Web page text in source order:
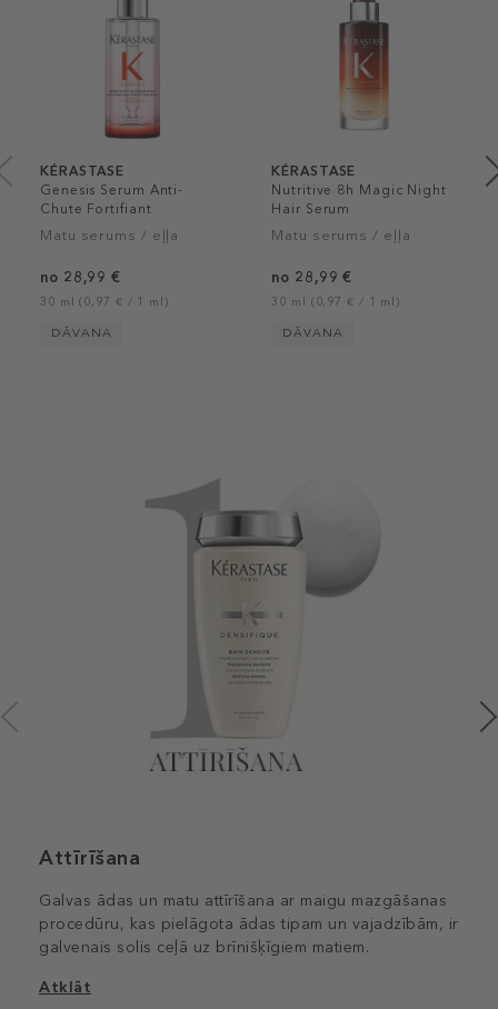
KÉRASTASE
Genesis Serum Anti-
Chute Fortifiant
Matu serums / eļļa
no 28,99 €
30 ml (0,97 € / 1 ml)
DĀVANA
KÉRASTASE
Nutritive 8h Magic Night
Hair Serum
Matu serums / eļļa
no 28,99 €
30 ml (0,97 € / 1 ml)
DĀVANA
Attīrīšana
Galvas ādas un matu attīrīšana ar maigu mazgāšanas
procedūru, kas pielāgota ādas tipam un vajadzībām, ir
galvenais solis ceļā uz brīnišķīgiem matiem.
Atklāt